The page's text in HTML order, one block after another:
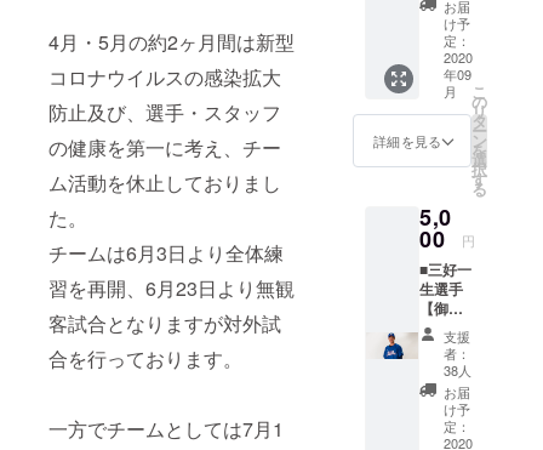
4月・5月の約2ヶ月間は新型
コロナウイルスの感染拡大
防止及び、選手・スタッフ
の健康を第一に考え、チー
ム活動を休止しておりまし
た。
チームは6月3日より全体練
習を再開、6月23日より無観
客試合となりますが対外試
合を行っております。
一方でチームとしては7月1
能性も
ござい
ます。
う方は
こちら
よりご
支援を
よろし
くお願
いいた
しま
お願い
いたし
※マフ
ラータ
オルの
デザイ
ンは変
更の可
能性も
ござい
ます。
オリジ
ナルマ
フラー
タオル
をお送
りいた
しま
手のオ
リジナ
ルマフ
ラータ
オルで
琉球ブ
ルー
オー
シャン
ズを応
援した
いとい
ナルマ
フラー
タオ
ル】 杉
山翔大
選手の
サイン
入り御
礼手紙
ルで送
らせて
いただ
くのに
加え、
杉山翔
大選手
のオリ
ジナル
マフ
ラータ
オルを
お届
け予
定：
2020
年09
月
詳細を見る
こ
の
リ
タ
ー
ン
を
選
択
す
る
5,0
00 円
■三好一
生選手
【御礼
手紙＋
三好一
生選手
オリジ
ナルマ
フラー
タオ
支援
者：
38人
お届
け予
定：
2020